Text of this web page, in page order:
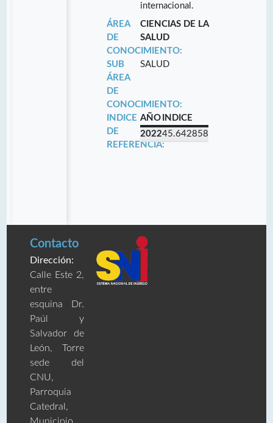
internacional.
ÁREA
DE
CONOCIMIENTO:
CIENCIAS DE LA
SALUD
SUB
ÁREA
DE
CONOCIMIENTO:
SALUD
INDICE
DE
REFERENCIA:
AÑO INDICE
202245.642858
Contacto
Dirección:
Calle Este 2,
entre
esquina Dr.
Paúl y
Salvador de
León, Torre
sede del
CNU,
Parroquia
Catedral,
Municipio